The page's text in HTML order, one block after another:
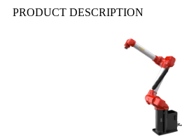
PRODUCT DESCRIPTION